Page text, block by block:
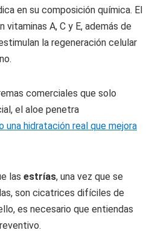
en su composición química. El
vitaminas A, C y E, además de
la regeneración celular
comerciales que solo
el aloe penetra
una hidratación real que mejora
las estrías, una vez que se
son cicatrices difíciles de
es necesario que entiendas